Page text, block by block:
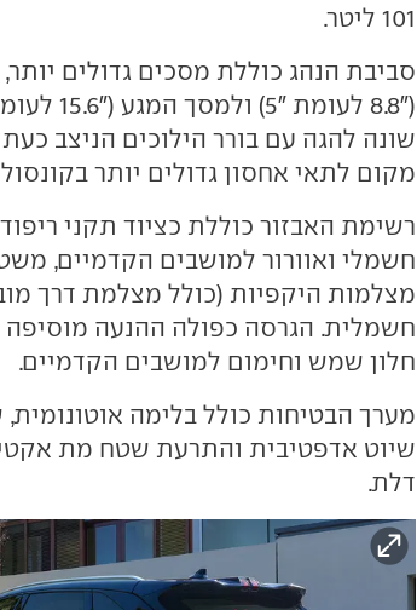
101 ליטר.
סביבת הנהג כוללת מסכים גדולים
שונה להגה עם בורר הילוכים הניצב
מקום לתאי אחסון גדולים יותר
רשימת האבזור כוללת כציוד תקני
חשמלי ואוורור למושבים הקדמיים,
מצלמות היקפיות (כולל מצלמת דרך
חשמלית. הגרסה כפולה ההנעה מוסיפה
חלון שמש וחימום למושבים הקדמיים.
מערך הבטיחות כולל בלימה
שיוט אדפטיבית והתרעת שטח מת
דלת.